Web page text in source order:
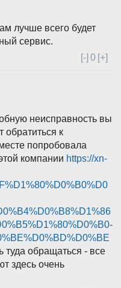
лучше всего будет
сервис.
[-] 0 [+]
неисправность вы
обратиться к
попробовала
компании https://xn-
туда обращаться - все
здесь очень